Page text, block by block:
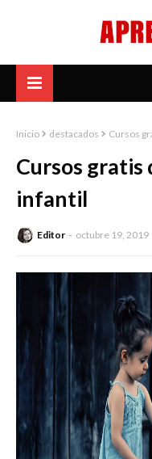
Inicio destacados Cursos
Cursos gratis
infantil
Editor octubre 19, 2019